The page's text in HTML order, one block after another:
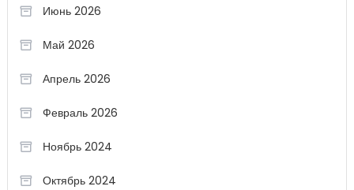
Июнь 2026
Май 2026
Апрель 2026
Февраль 2026
Ноябрь 2024
Октябрь 2024